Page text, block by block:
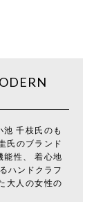
千枝氏のも
氏のブランド
能性、 着心地
ハンドクラフ
大人の女性の